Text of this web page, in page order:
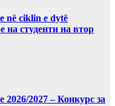
në ciklin e dytë
на студенти на втор
2027 – Конкурс за